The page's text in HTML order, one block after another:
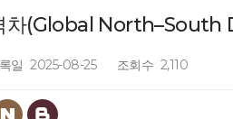
차(Global North–South
일 2025-08-25 조회수 2,110